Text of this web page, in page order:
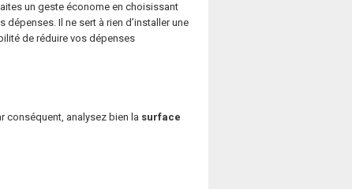
un geste économe en choisissant
Il ne sert à rien d’installer une
de réduire vos dépenses
conséquent, analysez bien la surface